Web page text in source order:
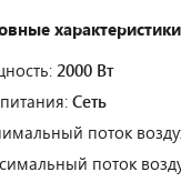
характеристики
2000 Вт
Сеть
поток
поток